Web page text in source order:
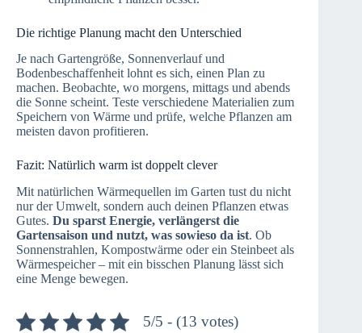
Die richtige Planung macht den Unterschied
Je nach Gartengröße, Sonnenverlauf und
Bodenbeschaffenheit lohnt es sich, einen Plan zu
machen. Beobachte, wo morgens, mittags und abends
die Sonne scheint. Teste verschiedene Materialien zum
Speichern von Wärme und prüfe, welche Pflanzen am
meisten davon profitieren.
Fazit: Natürlich warm ist doppelt clever
Mit natürlichen Wärmequellen im Garten tust du nicht
nur der Umwelt, sondern auch deinen Pflanzen etwas
Gutes. Du sparst Energie, verlängerst die
Gartensaison und nutzt, was sowieso da ist. Ob
Sonnenstrahlen, Kompostwärme oder ein Steinbeet als
Wärmespeicher – mit ein bisschen Planung lässt sich
eine Menge bewegen.
5/5 - (13 votes)